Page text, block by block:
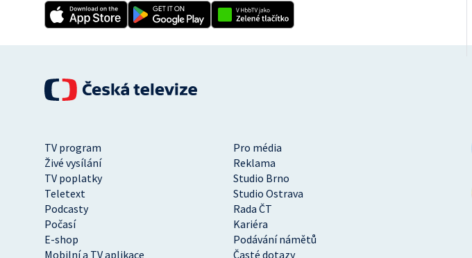
TV program
Pro média
Živé vysílání
Reklama
TV poplatky
Studio Brno
Teletext
Studio Ostrava
Podcasty
Rada ČT
Počasí
Kariéra
E-shop
Podávání námětů
Mobilní a TV aplikace
Časté dotazy